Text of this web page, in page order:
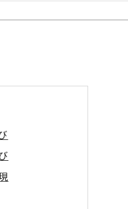
最適な理由